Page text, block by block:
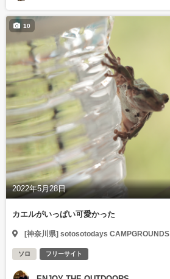
2022年5月28日
10
カエルがいっぱい可愛かった
[神奈川県] sotosotodays CAMPGROUNDS
ソロ フリーサイト